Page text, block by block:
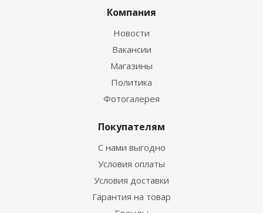
Компания
Новости
Вакансии
Магазины
Политика
Фотогалерея
Покупателям
С нами выгодно
Условия оплаты
Условия доставки
Гарантия на товар